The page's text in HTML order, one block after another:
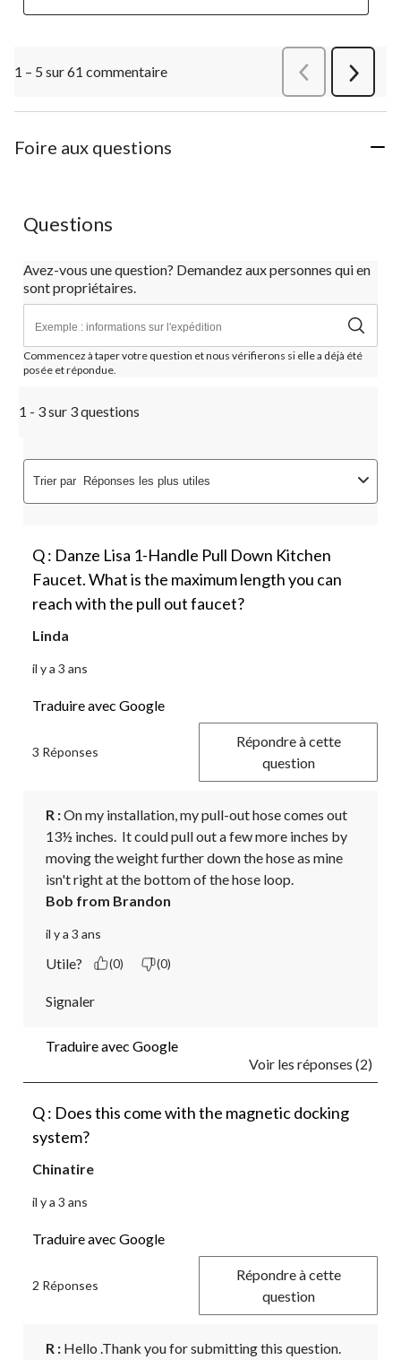
1 – 5 sur 61 commentaire
Suivant
Foire aux questions
Questions
Avez-vous une question? Demandez aux personnes qui en
sont propriétaires.
Commencez à taper votre question et nous vérifierons si elle a déjà été
posée et répondue.
1 - 3 sur 3 questions
Trier par Réponses les plus utiles
Q : Danze Lisa 1-Handle Pull Down Kitchen
Faucet. What is the maximum length you can
reach with the pull out faucet?
Linda
il y a 3 ans
Traduire avec Google
3 Réponses
Répondre à cette
question
R : On my installation, my pull-out hose comes out
13½ inches.  It could pull out a few more inches by
moving the weight further down the hose as mine
isn't right at the bottom of the hose loop.
Bob from Brandon
il y a 3 ans
Utile? (0) (0)
Signaler
Traduire avec Google
Voir les réponses (2)
Q : Does this come with the magnetic docking
system?
Chinatire
il y a 3 ans
Traduire avec Google
2 Réponses
Répondre à cette
question
R : Hello .Thank you for submitting this question.